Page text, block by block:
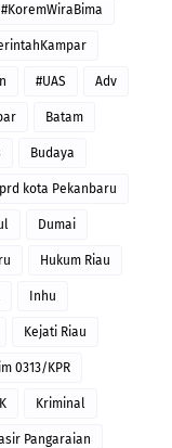
#KoremWiraBima
#UAS Adv
Batam
Budaya
kota Pekanbaru
Dumai
Hukum Riau
Inhu
Kejati Riau
0313/KPR
Kriminal
Pangaraian